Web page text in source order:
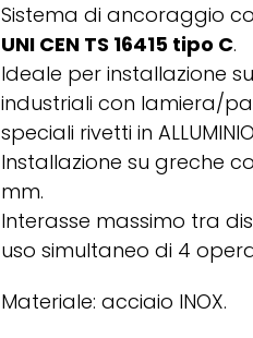
Sistema di ancoraggio
UNI CEN TS 16415 tipo C.
Ideale per installazione
industriali con lamiera/
speciali rivetti in
Installazione su greche
mm.
Interasse massimo tra
uso simultaneo di 4
Materiale: acciaio INOX.